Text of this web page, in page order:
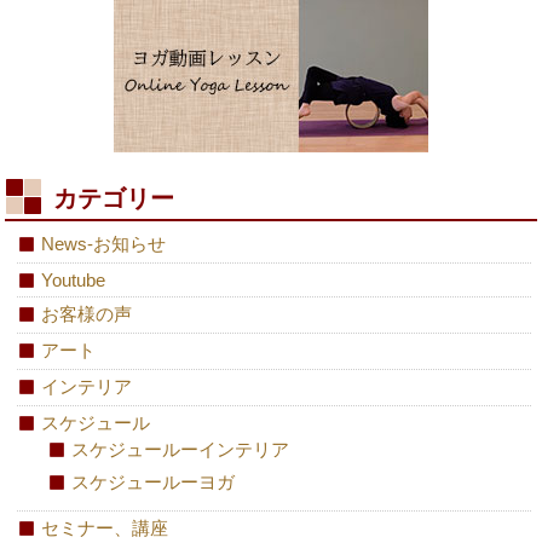
カテゴリー
News-お知らせ
Youtube
お客様の声
アート
インテリア
スケジュール
スケジュールーインテリア
スケジュールーヨガ
セミナー、講座